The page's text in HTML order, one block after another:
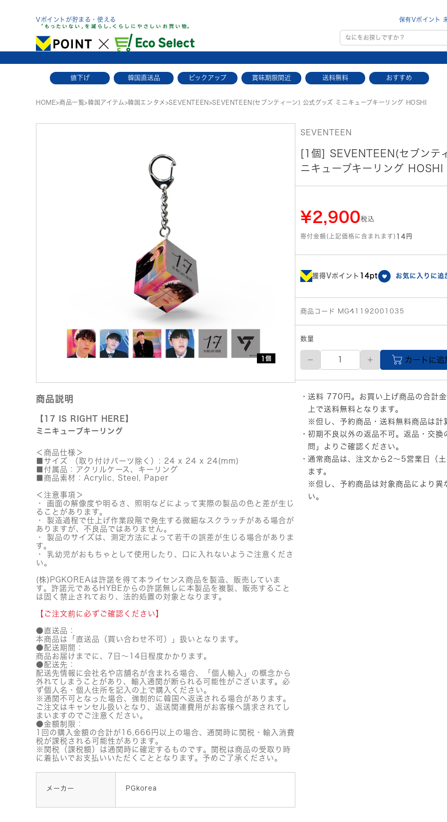
Vポイントが貯まる・使える 保有Vポイント
値下げ 韓国直送品 ピックアップ 賞味期限間近 送料無料 おすすめ
HOME>商品一覧>韓国アイテム >韓国エンタメ >SEVENTEEN >SEVENTEEN(セブンティーン) 公式グッズ ミニキューブキーリング HOSHI
1個
商品説明
【17 IS RIGHT HERE】
ミニキューブキーリング
＜商品仕様＞
■サイズ （取り付けパーツ除く）: 24 x 24 x 24(mm)
■付属品：アクリルケース、キーリング
■商品素材：Acrylic, Steel, Paper
＜注意事項＞
・ 画面の解像度や明るさ、照明などによって実際の製品の色と差が生じ
ることがあります。
・ 製造過程で仕上げ作業段階で発生する微細なスクラッチがある場合が
ありますが、不良品ではありません。
・ 製品のサイズは、測定方法によって若干の誤差が生じる場合がありま
す。
・ 乳幼児がおもちゃとして使用したり、口に入れないようご注意くださ
い。
(株)PGKOREAは許諾を得て本ライセンス商品を製造、販売していま
す。許諾元であるHYBEからの許諾無しに本製品を複製、販売すること
は固く禁止されており、法的処置の対象となります。
【ご注文前に必ずご確認ください】
●直送品：
本商品は「直送品（買い合わせ不可）」扱いとなります。
●配送期間：
商品お届けまでに、7日～14日程度かかります。
●配送先：
配送先情報に会社名や店舗名が含まれる場合、「個人輸入」の概念から
外れてしまうことがあり、輸入通関が断られる可能性がございます。必
ず個人名・個人住所を記入の上で購入ください。
※通関不可となった場合、強制的に韓国へ返送される場合があります。
ご注文はキャンセル扱いとなり、返送関連費用がお客様へ請求されてし
まいますのでご注意ください。
●金額制限：
1回の購入金額の合計が16,666円以上の場合、通関時に関税・輸入消費
税が課税される可能性があります。
※関税（課税額）は通関時に確定するものです。関税は商品の受取り時
に着払いでお支払いいただくこととなります。予めご了承ください。
メーカー PGkorea
SEVENTEEN
[1個] SEVENTEEN(セブンテ
ニキューブキーリング HOSHI
¥2,900税込
寄付金額(上記価格に含まれます) 14円
獲得Vポイント 14pt お気に入りに追
商品コード MG41192001035
数量
SEVENTEEN(セ
ン
テ
ー
ン)
公
式
グ
ッ
ミ
ニ
キ
ュ
カートに追
送料 770円。お買い上げ商品の合計
上で送料無料となります。
※但し、予約商品・送料無料商品は計
初期不良以外の返品不可。返品・交換
問」
よりご確認ください。
通常商品は、注文から2～5営業日（
ます。
※但し、予約商品は対象商品により異
い。